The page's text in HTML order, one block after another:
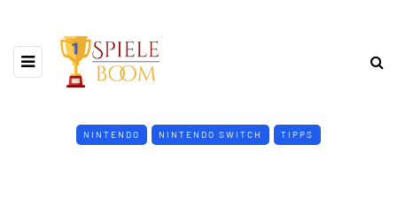
NINTENDO NINTENDO SWITCH TIPPS